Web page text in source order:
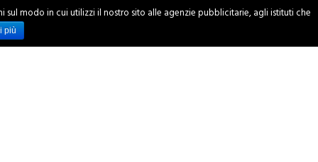
INCHIESTE
modo in cui utilizzi il nostro sito alle agenzie pubblicitarie, agli istituti che
più